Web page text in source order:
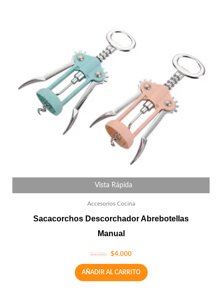
Vista Rápida
Accesorios Cocina
Sacacorchos Descorchador Abrebotellas
Manual
$6.000 $4.000
AÑADIR AL CARRITO